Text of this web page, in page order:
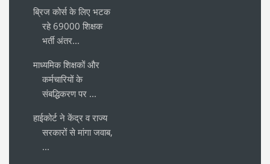
ब्रिज कोर्स के लिए भटक
रहे 69000 शिक्षक
भर्ती अंतर...
माध्यमिक शिक्षकों और
कर्मचारियों के
संबद्धिकरण पर ...
हाईकोर्ट ने केंद्र व राज्य
सरकारों से मांगा जवाब,
...